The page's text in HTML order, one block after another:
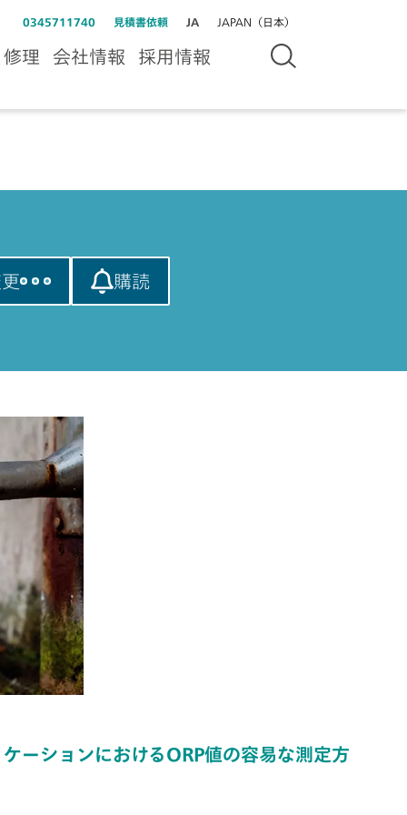
0345711740 見積書依頼 JA JAPAN（日本）
理 会社情報 採用情報
購読
ーションにおけるORP値の容易な測定方